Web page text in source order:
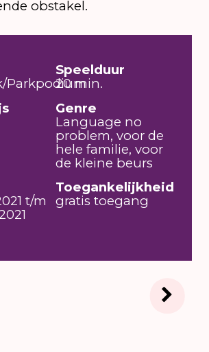
obstakel.
Parkpodium
Speelduur
20 min.
Genre
Language no
problem, voor de
hele familie, voor
de kleine beurs
t/m
Toegankelijkheid
gratis toegang